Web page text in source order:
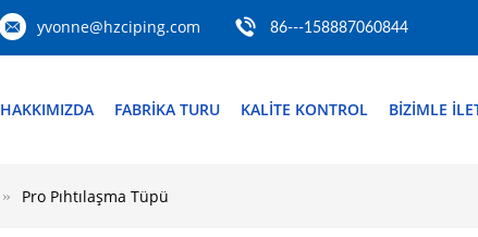
yvonne@hzciping.com 86---158887060844
HAKKIMIZDA FABRIKA TURU KALITE KONTROL BIZIMLE
Pro Pıhtılaşma Tüpü